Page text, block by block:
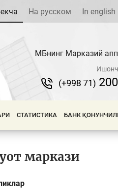
На русском In english
МБнинг Марказий
(+998 71)
СТАТИСТИКА БАНК
маркази